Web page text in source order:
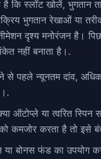
है कि स्लॉट खोलें, भुगतान
भुगतान रेखाओं या
दृश्य मनोरंजन है।
नहीं बनाता है।.
से पहले न्यूनतम दांव,
ऑटोप्ले या त्वरित स्पिन
कमजोर करता है तो इसे
या बोनस फंड का उपयोग